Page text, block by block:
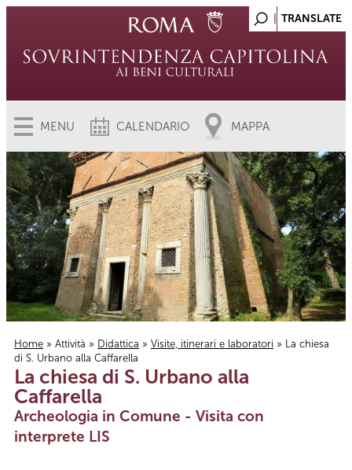
MENU CALENDARIO MAPPA
Tu sei qui
Home » Attività » Didattica » Visite, itinerari e laboratori » La chiesa
di S. Urbano alla Caffarella
La chiesa di S. Urbano alla
Caffarella
Archeologia in Comune - Visita con
interprete LIS